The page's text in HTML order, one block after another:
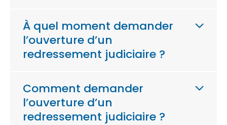
À quel moment demander
l’ouverture d’un
redressement judiciaire ?
Comment demander
l’ouverture d’un
redressement judiciaire ?